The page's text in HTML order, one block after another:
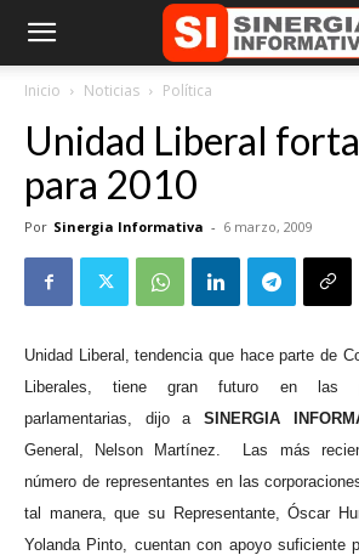
Inicio Noticias Política
Unidad Liberal
para 2010
Por Sinergia Informativa - 6 marzo, 2009
Unidad Liberal, tendencia que hace parte de
Liberales, tiene gran futuro en las
parlamentarias, dijo a SINERGIA
General, Nelson Martínez.
Las más
número de representantes en las
tal manera, que su Representante, Óscar
Yolanda Pinto, cuentan con apoyo suficiente